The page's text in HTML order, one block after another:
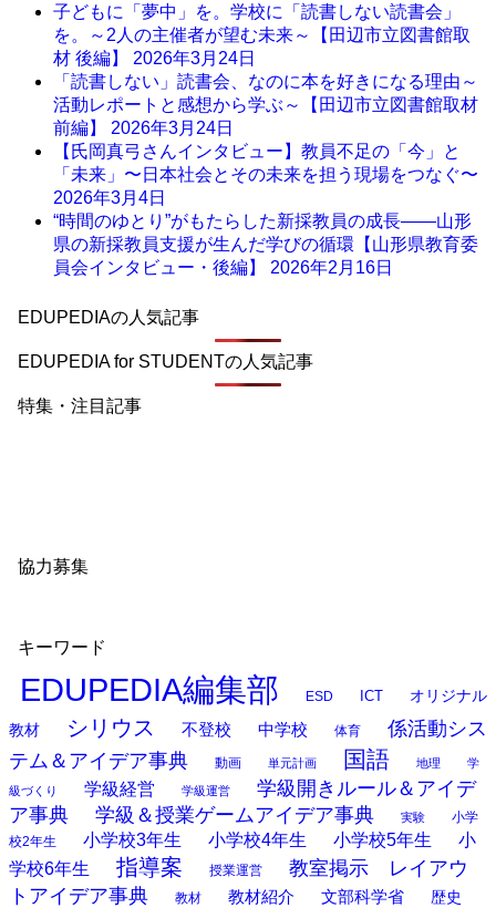
子どもに「夢中」を。学校に「読書しない読書会」
を。～2人の主催者が望む未来～【田辺市立図書館取
材 後編】 2026年3月24日
「読書しない」読書会、なのに本を好きになる理由～
活動レポートと感想から学ぶ～【田辺市立図書館取材
前編】 2026年3月24日
【氏岡真弓さんインタビュー】教員不足の「今」と
「未来」〜日本社会とその未来を担う現場をつなぐ〜
2026年3月4日
“時間のゆとり”がもたらした新採教員の成長――山形
県の新採教員支援が生んだ学びの循環【山形県教育委
員会インタビュー・後編】 2026年2月16日
EDUPEDIAの人気記事
EDUPEDIA for STUDENTの人気記事
特集・注目記事
協力募集
キーワード
EDUPEDIA編集部 ESD ICT
オリジナル
教材
シリウス 不登校 中学校 体育
係活動シス
テム＆アイデア事典
動画 単元計画 国語 地理 学
級づくり 学級経営 学級運営
学級開きルール＆アイデ
ア事典
学級＆授業ゲームアイデア事典 実験
小学
校2年生
小学校3年生 小学校4年生 小学校5年生
小
学校6年生
指導案 授業運営
教室掲示 レイアウ
トアイデア事典
教材 教材紹介 文部科学省 歴史